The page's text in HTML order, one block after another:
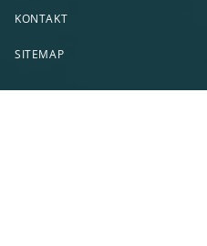
KONTAKT
SITEMAP